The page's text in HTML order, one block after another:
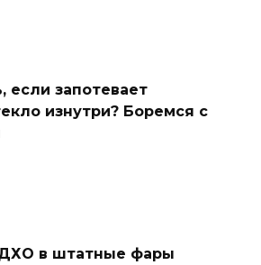
если запотевает
изнутри? Боремся с
ДХО в штатные фары